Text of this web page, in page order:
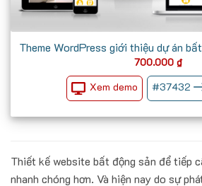
Theme WordPress giới thiệu dự án
700.000 ₫
Xem demo #37432
Thiết kế website bất động sản để tiếp
nhanh chóng hơn. Và hiện nay do sự